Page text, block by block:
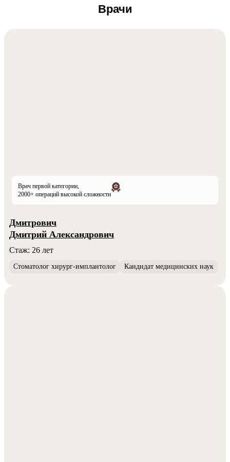
Врачи
Врач первой категории,
2000+ операций высокой сложности
Дмитрович
Дмитрий Александрович
Стаж: 26 лет
Стоматолог хирург-имплантолог Кандидат медицинских наук